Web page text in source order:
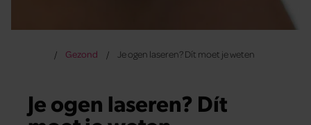
Gezond Je ogen laseren? Dít moet je weten
Je ogen laseren? Dít